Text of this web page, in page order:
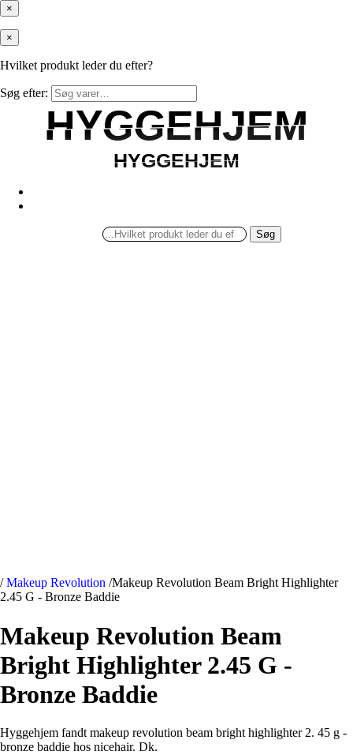
×
×
Hvilket produkt leder du efter?
Søg efter:
HYGGEHJEM
HYGGEHJEM
HYGGEHJEM
HYGGEHJEM
Søg
/ Makeup Revolution /Makeup Revolution Beam Bright Highlighter
2.45 G - Bronze Baddie
Makeup Revolution Beam
Bright Highlighter 2.45 G -
Bronze Baddie
Hyggehjem fandt makeup revolution beam bright highlighter 2. 45 g -
bronze baddie hos nicehair. Dk.